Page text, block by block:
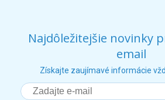
Najdôležitejšie novinky
email
Získajte zaujímavé informácie